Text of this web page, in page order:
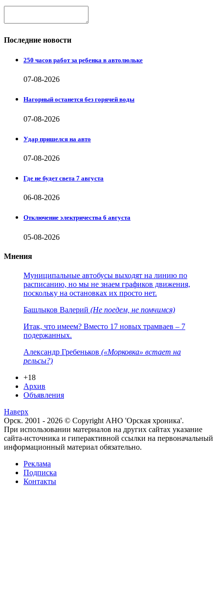
Последние новости
250 часов работ за ребенка в автолюльке
07-08-2026
Нагорный останется без горячей воды
07-08-2026
Удар пришелся на авто
07-08-2026
Где не будет света 7 августа
06-08-2026
Отключение электричества 6 августа
05-08-2026
Мнения
Муниципальные автобусы выходят на линию по
расписанию, но мы не знаем графиков движения,
поскольку на остановках их просто нет.
Башлыков Валерий (Не поедем, не помчимся)
Итак, что имеем? Вместо 17 новых трамваев – 7
подержанных.
Александр Гребеньков («Морковка» встает на
рельсы?)
+18
Архив
Объявления
Наверх
Орск. 2001 - 2026 © Copyright АНО 'Орская хроника'.
При использовании материалов на других сайтах указание
сайта-источника и гиперактивной ссылки на первоначальный
информационный материал обязательно.
Реклама
Подписка
Контакты